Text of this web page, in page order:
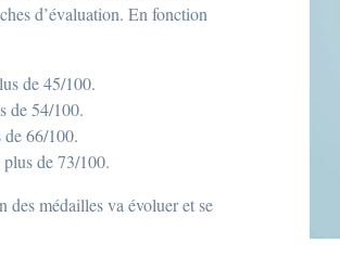
d’évaluation. En fonction
de 45/100.
de 54/100.
de 66/100.
de 73/100.
des médailles va évoluer et se